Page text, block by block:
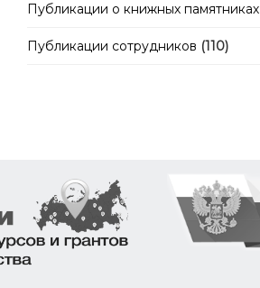
Публикации о книжных памятниках
Публикации сотрудников (110)